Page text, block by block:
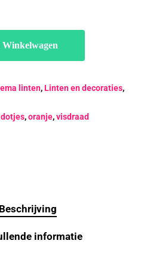
Winkelwagen
linten,Linten en decoraties,
dotjes,oranje,visdraad
Beschrijving
informatie